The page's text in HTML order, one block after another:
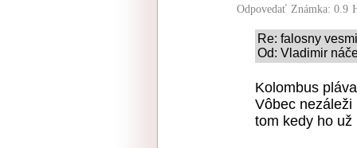
Odpovedať Známka: 0.9
Re: falosny
Od: Vladimir
Kolombus
Vôbec nezáleži
tom kedy ho